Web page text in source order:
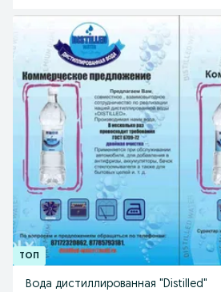
Вода дистиллированная "Distilled"